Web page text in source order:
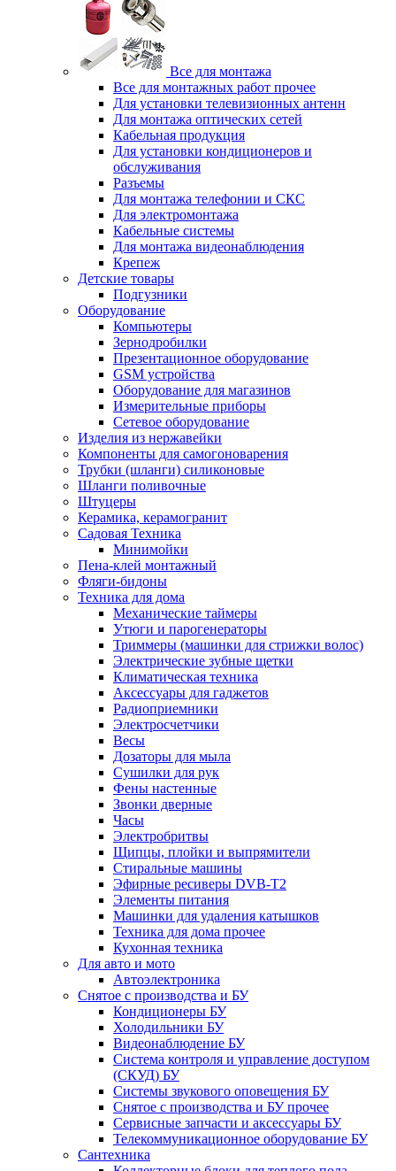
Все для монтажа
Все для монтажных работ прочее
Для установки телевизионных антенн
Для монтажа оптических сетей
Кабельная продукция
Для установки кондиционеров и
обслуживания
Разъемы
Для монтажа телефонии и СКС
Для электромонтажа
Кабельные системы
Для монтажа видеонаблюдения
Крепеж
Детские товары
Подгузники
Оборудование
Компьютеры
Зернодробилки
Презентационное оборудование
GSM устройства
Оборудование для магазинов
Измерительные приборы
Сетевое оборудование
Изделия из нержавейки
Компоненты для самогоноварения
Трубки (шланги) силиконовые
Шланги поливочные
Штуцеры
Керамика, керамогранит
Садовая Техника
Минимойки
Пена-клей монтажный
Фляги-бидоны
Техника для дома
Механические таймеры
Утюги и парогенераторы
Триммеры (машинки для стрижки волос)
Электрические зубные щетки
Климатическая техника
Аксессуары для гаджетов
Радиоприемники
Электросчетчики
Весы
Дозаторы для мыла
Сушилки для рук
Фены настенные
Звонки дверные
Часы
Электробритвы
Щипцы, плойки и выпрямители
Стиральные машины
Эфирные ресиверы DVB-T2
Элементы питания
Машинки для удаления катышков
Техника для дома прочее
Кухонная техника
Для авто и мото
Автоэлектроника
Снятое с производства и БУ
Кондиционеры БУ
Холодильники БУ
Видеонаблюдение БУ
Система контроля и управление доступом
(СКУД) БУ
Системы звукового оповещения БУ
Снятое с производства и БУ прочее
Сервисные запчасти и аксессуары БУ
Телекоммуникационное оборудование БУ
Сантехника